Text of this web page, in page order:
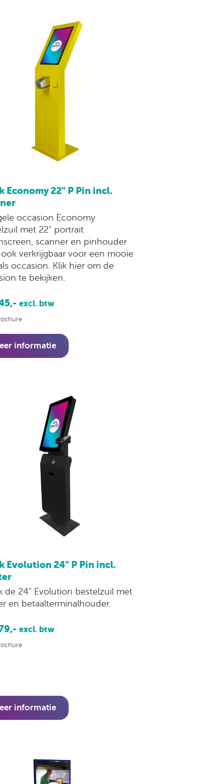
Economy 22" P Pin incl.
occasion Economy
met 22" portrait
scanner en pinhouder
verkrijgbaar voor een mooie
occasion. Klik hier om de
te bekijken.
excl. btw
informatie
Evolution 24" P Pin incl.
de 24" Evolution bestelzuil met
en betaalterminalhouder.
excl. btw
informatie